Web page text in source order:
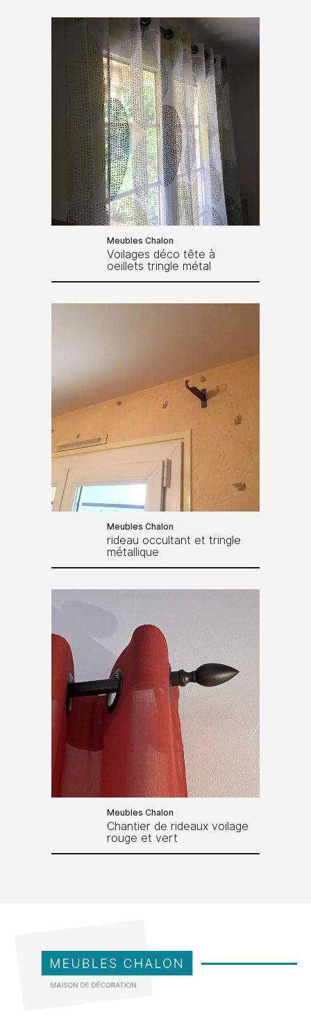
Meubles Chalon
Voilages déco tête à
oeillets tringle métal
Meubles Chalon
rideau occultant et tringle
métallique
Meubles Chalon
Chantier de rideaux voilage
rouge et vert